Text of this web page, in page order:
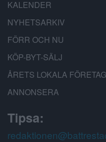
KALENDER
NYHETSARKIV
FÖRR OCH NU
KÖP-BYT-SÄLJ
ÅRETS LOKALA FÖRETAG
ANNONSERA
Tipsa: